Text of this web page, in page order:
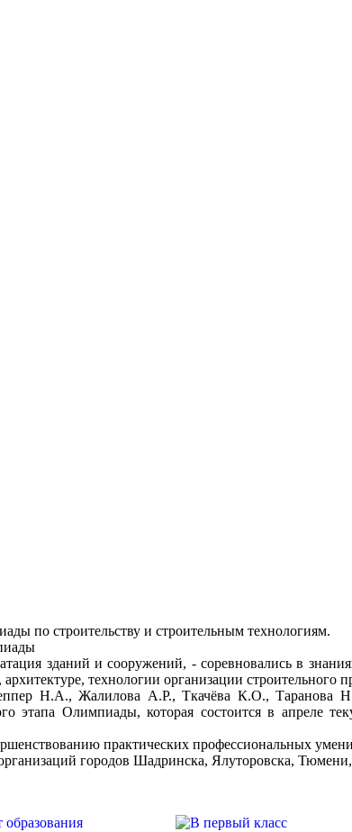
по строительству и строительным технологиям.
зданий и сооружений, - соревновались в
технологии организации строительного
Н.А., Жалилова А.Р., Ткачёва К.О., Таранова
этапа Олимпиады, которая состоится в апреле
практических профессиональных
городов Шадринска, Ялуторовска,